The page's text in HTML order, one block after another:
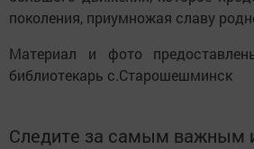
поколения, приумножая славу
Материал и фото
библиотекарь с.Старошешминск
Следите за самым важным